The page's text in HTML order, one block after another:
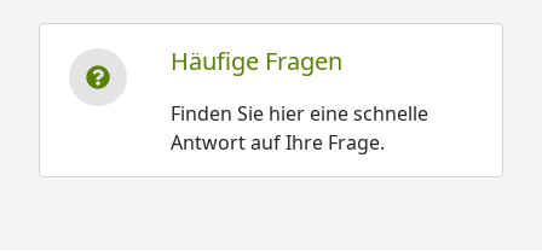
Häufige Fragen
Finden Sie hier eine schnelle
Antwort auf Ihre Frage.